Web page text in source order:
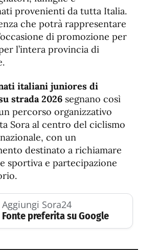
provenienti da tutta Italia.
che potrà rappresentare
di promozione per
l’intera provincia di
italiani juniores di
strada 2026 segnano così
percorso organizzativo
Sora al centro del ciclismo
con un
destinato a richiamare
sportiva e partecipazione
Aggiungi Sora24
Fonte preferita su Google